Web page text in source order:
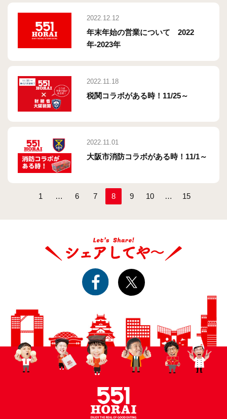
2022.12.12
年末年始の営業について 2022
年-2023年
2022.11.18
税関コラボがある時！11/25～
2022.11.01
大阪市消防コラボがある時！11/1～
1 … 6 7 8 9 10 … 15